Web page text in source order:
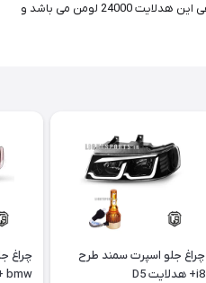
آن 50 هزار ساعت میباشد . میزان نوردهی این هدلایت 24000 لومن می باشد و
چراغ جلو اسپرت سمند طرح
i8+ هدلایت D5
چراغ
bmw + هدلایت D5